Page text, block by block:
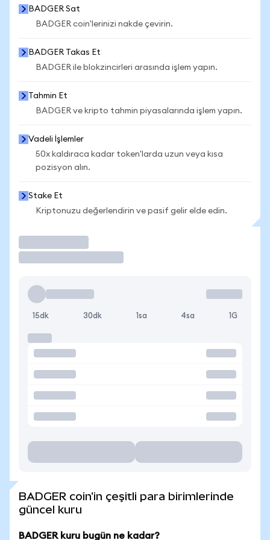
BADGER Sat
BADGER coin'lerinizi nakde çevirin.
BADGER Takas Et
BADGER ile blokzincirleri arasında işlem yapın.
Tahmin Et
BADGER ve kripto tahmin piyasalarında işlem yapın.
Vadeli İşlemler
50x kaldıraca kadar token'larda uzun veya kısa
pozisyon alın.
Stake Et
Kriptonuzu değerlendirin ve pasif gelir elde edin.
15dk 30dk 1sa 4sa 1G
BADGER coin'in çeşitli para birimlerinde
güncel kuru
BADGER kuru bugün ne kadar?